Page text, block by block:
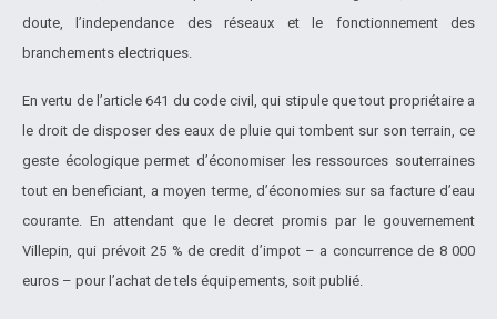
doute, l’independance des réseaux et le fonctionnement des
branchements electriques.
En vertu de l’article 641 du code civil, qui stipule que tout propriétaire a
le droit de disposer des eaux de pluie qui tombent sur son terrain, ce
geste écologique permet d’économiser les ressources souterraines
tout en beneficiant, a moyen terme, d’économies sur sa facture d’eau
courante. En attendant que le decret promis par le gouvernement
Villepin, qui prévoit 25 % de credit d’impot – a concurrence de 8 000
euros – pour l’achat de tels équipements, soit publié.